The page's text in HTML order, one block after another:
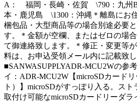
A： 福岡・長崎・佐賀 \790：九州
本・鹿児島 \1300：沖縄＊離島にお
梱包品・大型商品等の場合別途必要
す。＊金額が空欄、またはゼロの場
て御連絡致します。＊修正・変更等
料は、お申込受領メール内に記載致し
■SANWASUPPLYADR-MCU2Wの参
イ：ADR-MCU2W【microSDカード
ト）】microSDがすっぽり入る。ス
取付け可能なmicroSDカードリーダ